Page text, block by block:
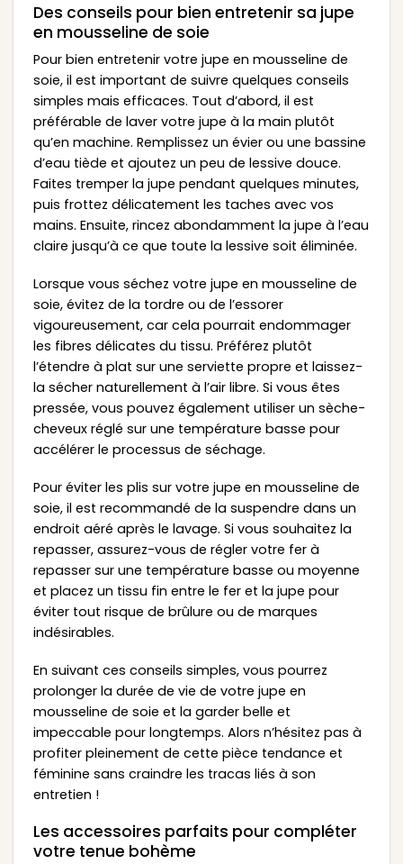
Des conseils pour bien entretenir sa jupe
en mousseline de soie
Pour bien entretenir votre jupe en mousseline de
soie, il est important de suivre quelques conseils
simples mais efficaces. Tout d’abord, il est
préférable de laver votre jupe à la main plutôt
qu’en machine. Remplissez un évier ou une bassine
d’eau tiède et ajoutez un peu de lessive douce.
Faites tremper la jupe pendant quelques minutes,
puis frottez délicatement les taches avec vos
mains. Ensuite, rincez abondamment la jupe à l’eau
claire jusqu’à ce que toute la lessive soit éliminée.
Lorsque vous séchez votre jupe en mousseline de
soie, évitez de la tordre ou de l’essorer
vigoureusement, car cela pourrait endommager
les fibres délicates du tissu. Préférez plutôt
l’étendre à plat sur une serviette propre et laissez-
la sécher naturellement à l’air libre. Si vous êtes
pressée, vous pouvez également utiliser un sèche-
cheveux réglé sur une température basse pour
accélérer le processus de séchage.
Pour éviter les plis sur votre jupe en mousseline de
soie, il est recommandé de la suspendre dans un
endroit aéré après le lavage. Si vous souhaitez la
repasser, assurez-vous de régler votre fer à
repasser sur une température basse ou moyenne
et placez un tissu fin entre le fer et la jupe pour
éviter tout risque de brûlure ou de marques
indésirables.
En suivant ces conseils simples, vous pourrez
prolonger la durée de vie de votre jupe en
mousseline de soie et la garder belle et
impeccable pour longtemps. Alors n’hésitez pas à
profiter pleinement de cette pièce tendance et
féminine sans craindre les tracas liés à son
entretien !
Les accessoires parfaits pour compléter
votre tenue bohème